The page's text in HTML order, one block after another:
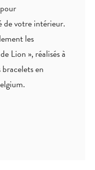
pour
de votre intérieur.
les
Lion », réalisés à
en